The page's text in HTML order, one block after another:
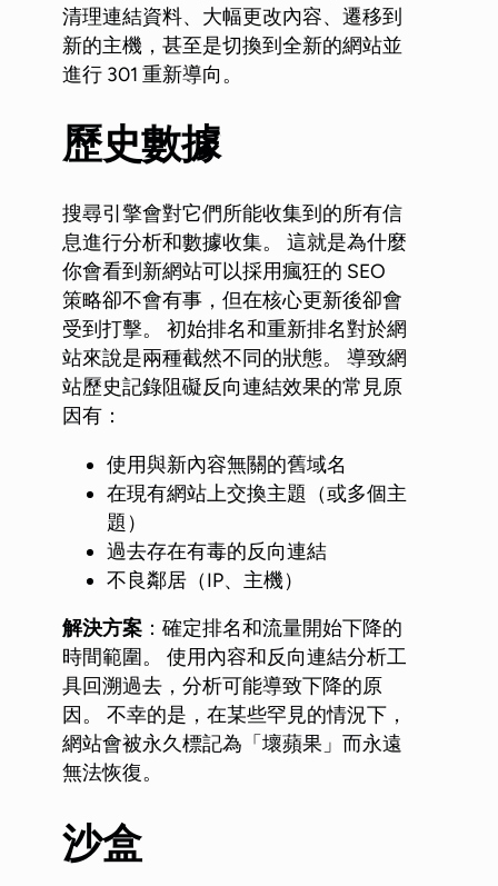
清理連結資料、大幅更改內容、遷移到
新的主機，甚至是切換到全新的網站並
進行 301 重新導向。
歷史數據
搜尋引擎會對它們所能收集到的所有信
息進行分析和數據收集。 這就是為什麼
你會看到新網站可以採用瘋狂的 SEO
策略卻不會有事，但在核心更新後卻會
受到打擊。 初始排名和重新排名對於網
站來說是兩種截然不同的狀態。 導致網
站歷史記錄阻礙反向連結效果的常見原
因有：
使用與新內容無關的舊域名
在現有網站上交換主題（或多個主
題）
過去存在有毒的反向連結
不良鄰居（IP、主機）
解決方案 ：確定排名和流量開始下降的
時間範圍。 使用內容和反向連結分析工
具回溯過去，分析可能導致下降的原
因。 不幸的是，在某些罕見的情況下，
網站會被永久標記為「壞蘋果」而永遠
無法恢復。
沙盒